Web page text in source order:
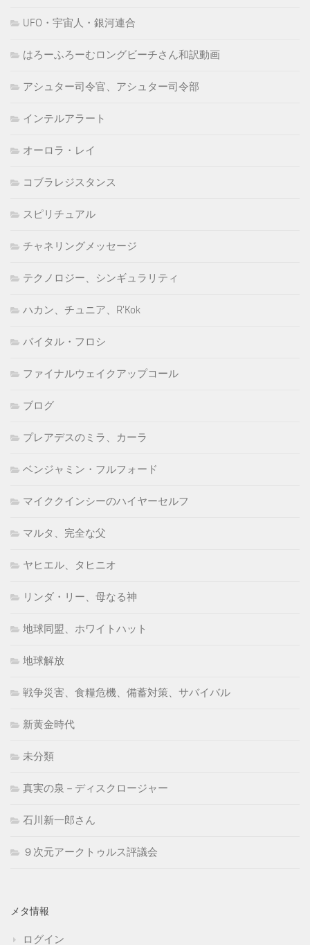
UFO・宇宙人・銀河連合
はろーふろーむロングビーチさん和訳動画
アシュター司令官、アシュター司令部
インテルアラート
オーロラ・レイ
コブラレジスタンス
スピリチュアル
チャネリングメッセージ
テクノロジー、シンギュラリティ
ハカン、チュニア、R'Kok
バイタル・フロシ
ファイナルウェイクアップコール
ブログ
プレアデスのミラ、カーラ
ベンジャミン・フルフォード
マイククインシーのハイヤーセルフ
マルタ、完全な父
ヤヒエル、タヒニオ
リンダ・リー、母なる神
地球同盟、ホワイトハット
地球解放
戦争災害、食糧危機、備蓄対策、サバイバル
新黄金時代
未分類
真実の泉－ディスクロージャー
石川新一郎さん
９次元アークトゥルス評議会
メタ情報
ログイン